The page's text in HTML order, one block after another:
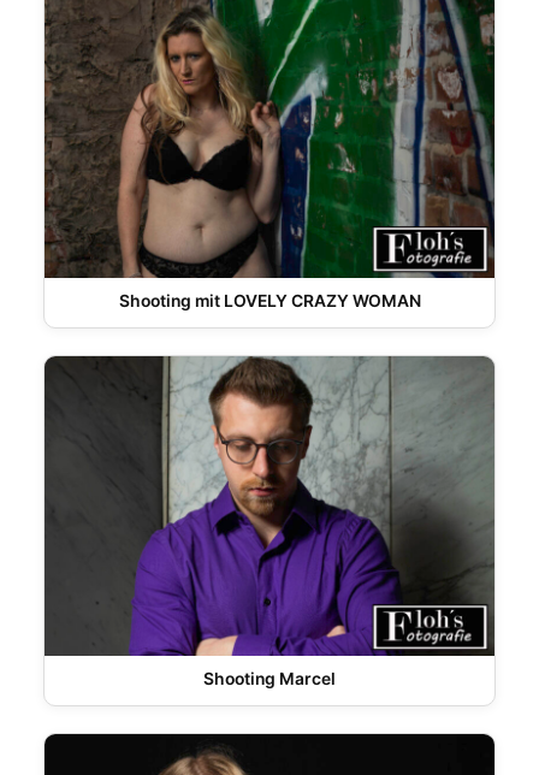
Shooting mit LOVELY CRAZY WOMAN
Shooting Marcel